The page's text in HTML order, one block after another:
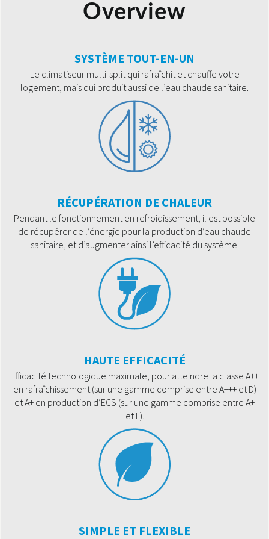
Overview
SYSTÈME TOUT-EN-UN
Le climatiseur multi-split qui rafraîchit et chauffe votre
logement, mais qui produit aussi de l’eau chaude sanitaire.
RÉCUPÉRATION DE CHALEUR
Pendant le fonctionnement en refroidissement, il est possible
de récupérer de l’énergie pour la production d’eau chaude
sanitaire, et d’augmenter ainsi l’efficacité du système.
HAUTE EFFICACITÉ
Efficacité technologique maximale, pour atteindre la classe A++
en rafraîchissement (sur une gamme comprise entre A+++ et D)
et A+ en production d’ECS (sur une gamme comprise entre A+
et F).
SIMPLE ET FLEXIBLE